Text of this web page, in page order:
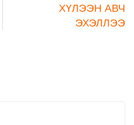
ХҮЛЭЭН АВЧ
ЭХЭЛЛЭЭ